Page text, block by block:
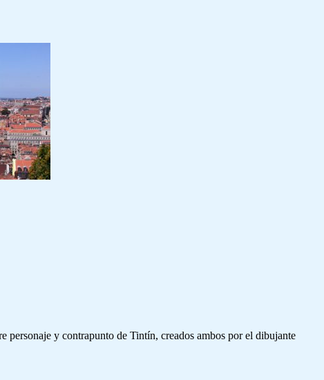
personaje y contrapunto de Tintín, creados ambos por el dibujante